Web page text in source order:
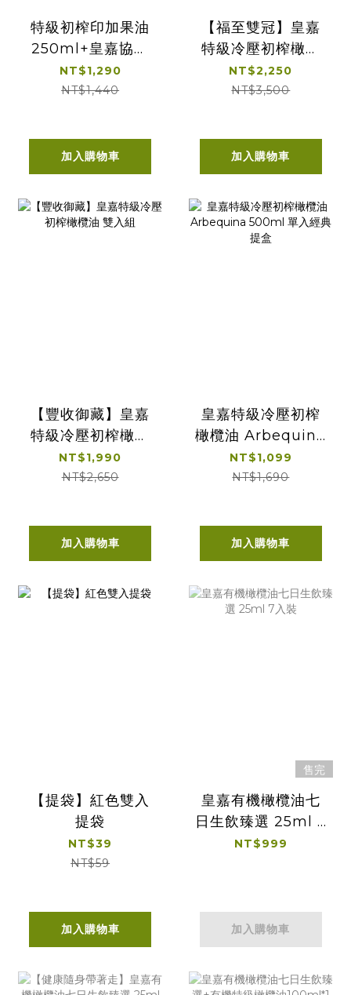
特級初榨印加果油
250ml+皇嘉協萃
雙韻冷壓初榨橄欖
100ml*2
NT$1,290
NT$1,440
加入購物車
【福至雙冠】皇嘉
特級冷壓初榨橄欖
油500ml 2入組
NT$2,250
NT$3,500
加入購物車
【豐收御藏】皇嘉
特級冷壓初榨橄欖
油 雙入組
NT$1,990
NT$2,650
加入購物車
皇嘉特級冷壓初榨
橄欖油 Arbequina
500ml 單入經典提
盒
NT$1,099
NT$1,690
加入購物車
【提袋】紅色雙入
提袋
NT$39
NT$59
加入購物車
售完
皇嘉有機橄欖油七
日生飲臻選 25ml 7
入裝
NT$999
加入購物車